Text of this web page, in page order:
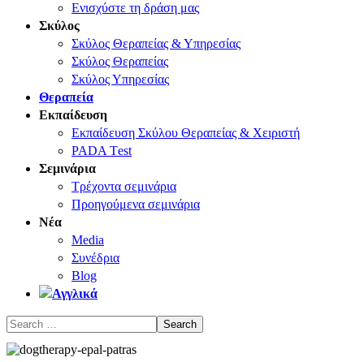
Ενισχύστε τη δράση μας
Σκύλος
Σκύλος Θεραπείας & Υπηρεσίας
Σκύλος Θεραπείας
Σκύλος Υπηρεσίας
Θεραπεία
Εκπαίδευση
Εκπαίδευση Σκύλου Θεραπείας & Χειριστή
PADA Τest
Σεμινάρια
Τρέχοντα σεμινάρια
Προηγούμενα σεμινάρια
Νέα
Media
Συνέδρια
Blog